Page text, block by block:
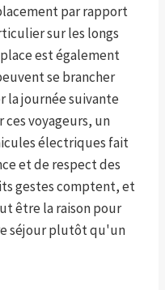
par rapport
sur les longs
est également
se brancher
la journée suivante
voyageurs, un
électriques fait
et de respect des
gestes comptent, et
être la raison pour
séjour plutôt qu'un